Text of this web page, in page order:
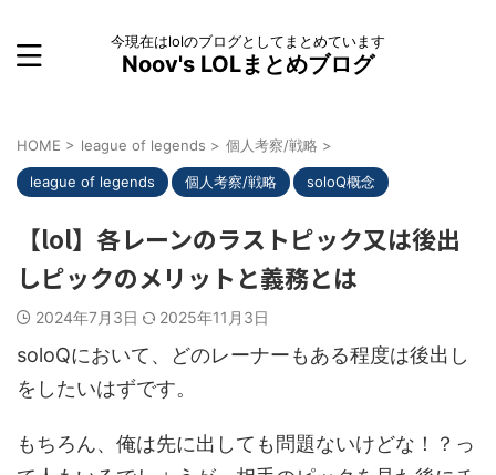
今現在はlolのブログとしてまとめています
Noov's LOLまとめブログ
HOME > league of legends > 個人考察/戦略 >
league of legends 個人考察/戦略 soloQ概念
【lol】各レーンのラストピック又は後出
しピックのメリットと義務とは
2024年7月3日 2025年11月3日
soloQにおいて、どのレーナーもある程度は後出し
をしたいはずです。
もちろん、俺は先に出しても問題ないけどな！？っ